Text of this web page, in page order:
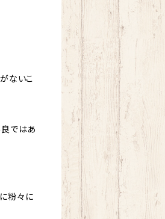
ないこ
良ではあ
粉々に